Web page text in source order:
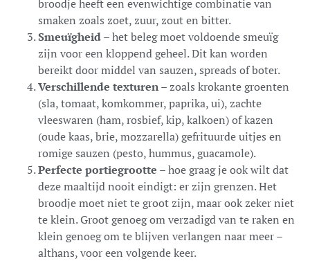
broodje heeft een evenwichtige combinatie van
smaken zoals zoet, zuur, zout en bitter.
Smeuïgheid– het beleg moet voldoende smeuïg
zijn voor een kloppend geheel. Dit kan worden
bereikt door middel van sauzen, spreads of boter.
Verschillende texturen– zoals krokante groenten
(sla, tomaat, komkommer, paprika, ui), zachte
vleeswaren (ham, rosbief, kip, kalkoen) of kazen
(oude kaas, brie, mozzarella) gefrituurde uitjes en
romige sauzen (pesto, hummus, guacamole).
Perfecte portiegrootte – hoe graag je ook wilt dat
deze maaltijd nooit eindigt: er zijn grenzen. Het
broodje moet niet te groot zijn, maar ook zeker niet
te klein. Groot genoeg om verzadigd van te raken en
klein genoeg om te blijven verlangen naar meer –
althans, voor een volgende keer.